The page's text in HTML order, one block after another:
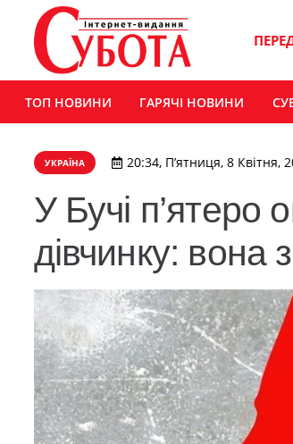
ТОП НОВИНИ ГАРЯЧІ НОВИНИ
УКРАЇНА 20:34, П’ятниця, 8 Квітня,
У Бучі п’ятеро
дівчинку: вона